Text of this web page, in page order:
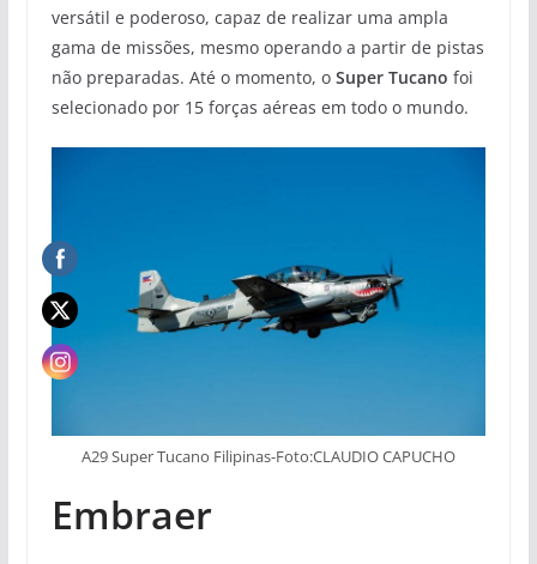
versátil e poderoso, capaz de realizar uma ampla
gama de missões, mesmo operando a partir de pistas
não preparadas. Até o momento, o Super Tucano foi
selecionado por 15 forças aéreas em todo o mundo.
A29 Super Tucano Filipinas-Foto:CLAUDIO CAPUCHO
Embraer